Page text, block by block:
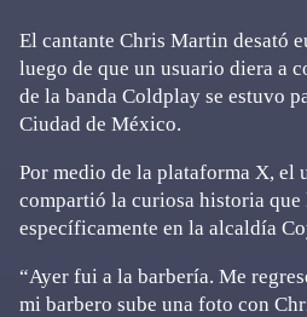
El cantante Chris Martin desató
luego de que un usuario diera a
de la banda Coldplay se estuvo
Ciudad de México.
Por medio de la plataforma X, el
compartió la curiosa historia que
específicamente en la alcaldía
“Ayer fui a la barbería. Me
mi barbero sube una foto con